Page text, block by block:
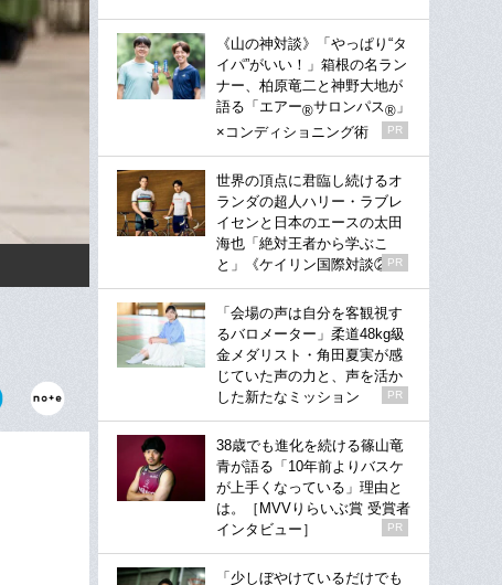
《山の神対談》「やっぱり“タ
イパ”がいい！」箱根の名ラン
ナー、柏原竜二と神野大地が
語る「エアー®サロンパス® 」
×コンディショニング術
PR
世界の頂点に君臨し続けるオ
ランダの超人ハリー・ラブレ
イセンと日本のエースの太田
海也「絶対王者から学ぶこ
と」《ケイリン国際対談②》
PR
「会場の声は自分を客観視す
るバロメーター」柔道48kg級
金メダリスト・角田夏実が感
じていた声の力と、声を活か
した新たなミッション
PR
38歳でも進化を続ける篠山竜
青が語る「10年前よりバスケ
が上手くなっている」理由と
は。［MVVりらいぶ賞 受賞者
インタビュー］
PR
「少しぼやけているだけでも